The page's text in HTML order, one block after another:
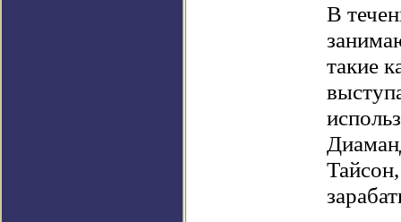
В
такие